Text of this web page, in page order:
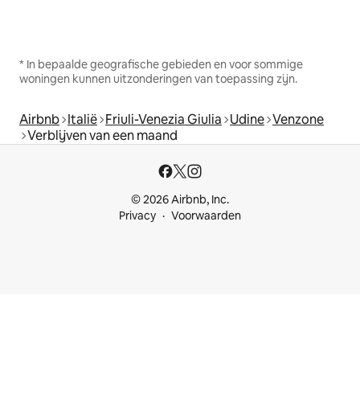
* In bepaalde geografische gebieden en voor sommige
woningen kunnen uitzonderingen van toepassing zijn.
Airbnb Italië Friuli-Venezia Giulia Udine Venzone
Verblijven van een maand
© 2026 Airbnb, Inc.
Privacy
Voorwaarden